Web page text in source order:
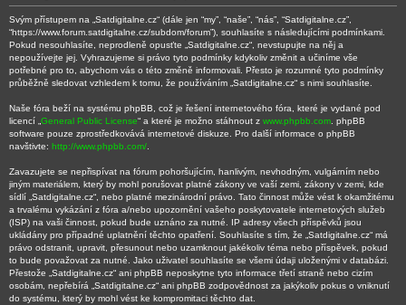
Svým přístupem na „Satdigitalne.cz“ (dále jen “my”, “naše”, “nás”, “Satdigitalne.cz”,
“https://www.forum.satdigitalne.cz/subdom/forum”), souhlasíte s následujícími podmínkami.
Pokud nesouhlasíte, neprodleně opusťte „Satdigitalne.cz“, nevstupujte na něj a
nepoužívejte jej. Vyhrazujeme si právo tyto podmínky kdykoliv změnit a učiníme vše
potřebné pro to, abychom vás o této změně informovali. Přesto je rozumné tyto podmínky
průběžně sledovat vzhledem k tomu, že používáním „Satdigitalne.cz“ s nimi souhlasíte.
Naše fóra beží na systému phpBB, což je řešení internetového fóra, které je vydané pod
licencí „ General Public License“ a které je možno stáhnout z www.phpbb.com . phpBB
software pouze zprostředkovává internetové diskuze. Pro další informace o phpBB
navštivte: http://www.phpbb.com/
Zavazujete se nepřispívat na fórum pohoršujícím, hanlivým, nevhodným, vulgárním nebo
jiným materiálem, který by mohl porušovat platné zákony ve vaší zemi, zákony v zemi, kde
sídlí „Satdigitalne.cz“, nebo platné mezinárodní právo. Tato činnost může vést k okamžitému
a trvalému vykázání z fóra a/nebo upozornění vašeho poskytovatele internetových služeb
(ISP) na vaši činnost, pokud bude uznáno za nutné. IP adresy všech příspěvků jsou
ukládány pro případné uplatnění těchto opatření. Souhlasíte s tím, že „Satdigitalne.cz“ má
právo odstranit, upravit, přesunout nebo uzamknout jakékoliv téma nebo příspěvek, pokud
to bude považovat za nutné. Jako uživatel souhlasíte se všemi údaji uloženými v databázi.
Přestože „Satdigitalne.cz“ ani phpBB neposkytne tyto informace třetí straně nebo cizím
osobám, nepřebírá „Satdigitalne.cz“ ani phpBB zodpovědnost za jakýkoliv pokus o vniknutí
do systému, který by mohl vést ke kompromitaci těchto dat.